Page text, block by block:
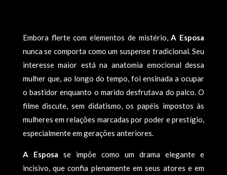
Embora flerte com elementos de mistério, A Esposa
nunca se comporta como um suspense tradicional. Seu
interesse maior está na anatomia emocional dessa
mulher que, ao longo do tempo, foi ensinada a ocupar
o bastidor enquanto o marido desfrutava do palco. O
filme discute, sem didatismo, os papéis impostos às
mulheres em relações marcadas por poder e prestígio,
especialmente em gerações anteriores.
A Esposa se impõe como um drama elegante e
incisivo, que confia plenamente em seus atores e em